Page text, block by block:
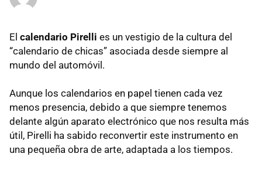
El calendario Pirelli es un vestigio de la cultura del
“calendario de chicas” asociada desde siempre al
mundo del automóvil.
Aunque los calendarios en papel tienen cada vez
menos presencia, debido a que siempre tenemos
delante algún aparato electrónico que nos resulta más
útil, Pirelli ha sabido reconvertir este instrumento en
una pequeña obra de arte, adaptada a los tiempos.